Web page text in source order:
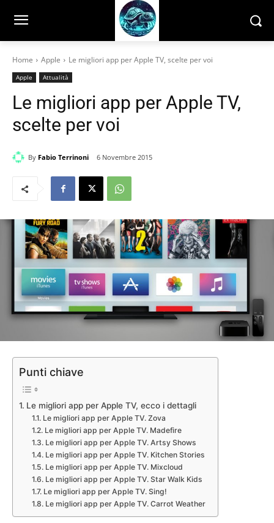
Home Apple Le migliori app per Apple TV, scelte per voi
Apple Attualità
Le migliori app per Apple TV,
scelte per voi
By Fabio Terrinoni 6 Novembre 2015
Punti chiave
Le migliori app per Apple TV, ecco i dettagli
Le migliori app per Apple TV. Zova
Le migliori app per Apple TV. Madefire
Le migliori app per Apple TV. Artsy Shows
Le migliori app per Apple TV. Kitchen Stories
Le migliori app per Apple TV. Mixcloud
Le migliori app per Apple TV. Star Walk Kids
Le migliori app per Apple TV. Sing!
Le migliori app per Apple TV. Carrot Weather